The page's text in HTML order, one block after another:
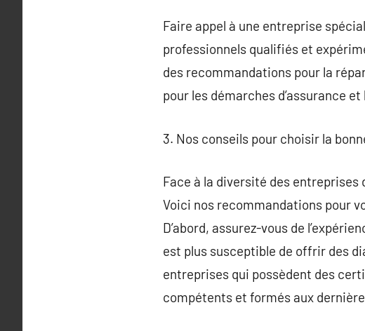
Faire appel à une entreprise
professionnels qualifiés et
des recommandations pour la
pour les démarches d’assurance
3. Nos conseils pour choisir la
Face à la diversité des entreprises
Voici nos recommandations pour
D’abord, assurez-vous de
est plus susceptible de offrir des
entreprises qui possèdent des
compétents et formés aux